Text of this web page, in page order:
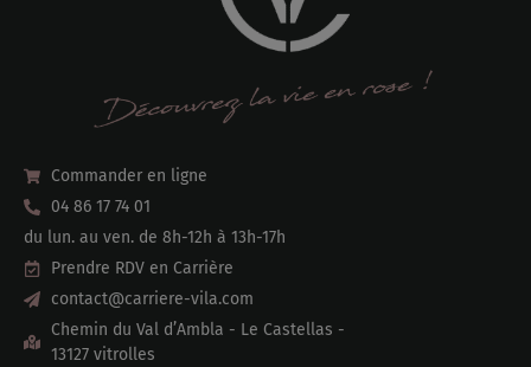
Commander en ligne
04 86 17 74 01
du lun. au ven. de 8h-12h à 13h-17h
Prendre RDV en Carrière
contact@carriere-vila.com
Chemin du Val d’Ambla - Le Castellas -
13127 vitrolles